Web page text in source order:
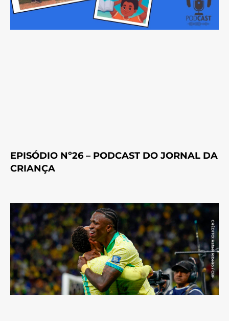
EPISÓDIO Nº26 – PODCAST DO JORNAL DA
CRIANÇA